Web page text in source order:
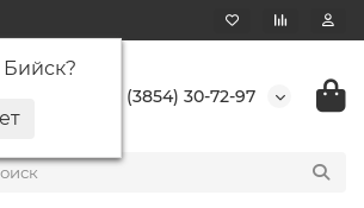
Бийск?
+7 (3854) 30-72-97